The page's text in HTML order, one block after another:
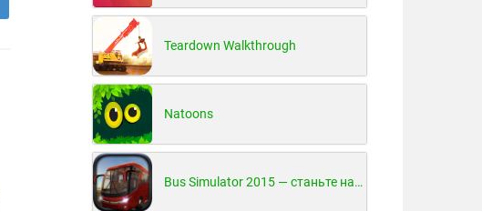
Teardown Walkthrough
Natoons
Bus Simulator 2015 — станьте настоящим водителем автобуса!